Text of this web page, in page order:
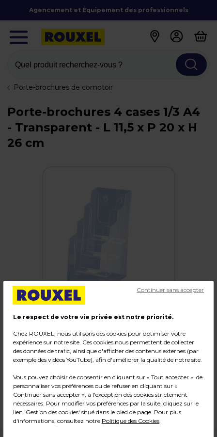
Agencement et Équipement des professionnels
Quel produit recherchez-vous ?
Porte-brochures de comptoir
Porte-brochures 4 cases 1/3 A4
- Transparent - L 11,5 x P 20 x H
26 cm
Porte-brochures 4 cases 1/3 A4
Code :5011
Couleur : Transparent
Matière : Polystyrene
Dimensions : L 11,5 x P 20 x H 26 cm
Poids : 0,50 kg
Le respect de votre vie privée est notre priorité.
Chez ROUXEL, nous utilisons des cookies pour optimiser votre
expérience sur notre site. Ces cookies nous permettent de collecter
des données de trafic, ainsi que d'afficher des contenus externes (par
exemple des vidéos YouTube), afin d'améliorer la qualité de notre site.
Vous pouvez choisir de consentir en cliquant sur « Tout accepter », de
personnaliser vos préférences ou de refuser en cliquant sur «
Continuer sans accepter », à l'exception des cookies strictement
nécessaires. Pour modifier vos préférences par la suite, cliquez sur le
lien 'Gestion des cookies' situé dans le pied de page. Pour plus
d'informations, consultez notre Politique des Cookies.
Continuer sans accepter